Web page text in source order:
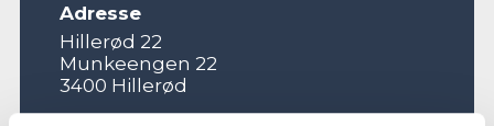
Adresse
Hillerød 22
Munkeengen 22
3400 Hillerød